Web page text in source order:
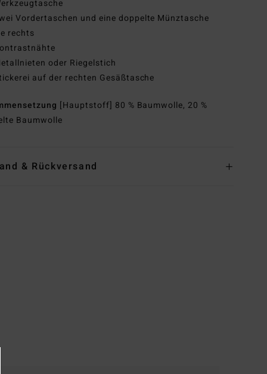
Vordertaschen und eine doppelte Münztasche
rechts
oder Riegelstich
auf der rechten Gesäßtasche
[Hauptstoff] 80 % Baumwolle, 20 %
Baumwolle
& Rückversand